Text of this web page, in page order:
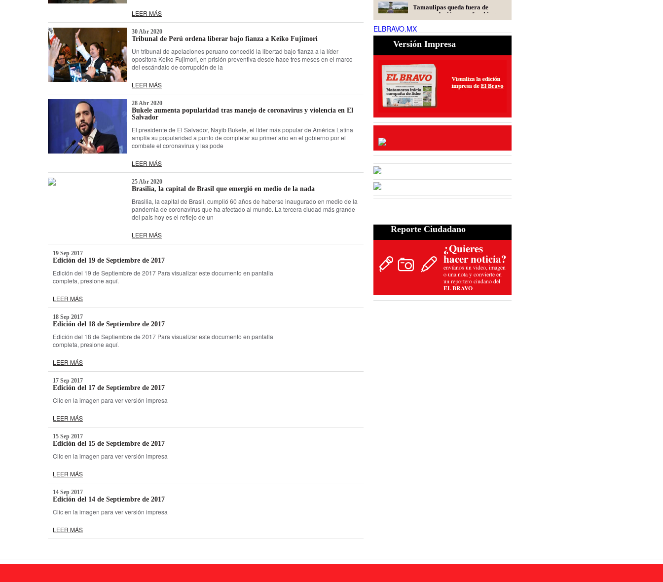
LEER MÁS
30 Abr 2020
Tribunal de Perú ordena liberar bajo fianza a Keiko Fujimori
Un tribunal de apelaciones peruano concedió la libertad bajo fianza a la líder
opositora Keiko Fujimori, en prisión preventiva desde hace tres meses en el marco
del escándalo de corrupción de la
LEER MÁS
28 Abr 2020
Bukele aumenta popularidad tras manejo de coronavirus y violencia en El
Salvador
El presidente de El Salvador, Nayib Bukele, el líder más popular de América Latina
amplía su popularidad a punto de completar su primer año en el gobierno por el
combate el coronavirus y las pode
LEER MÁS
25 Abr 2020
Brasilia, la capital de Brasil que emergió en medio de la nada
Brasilia, la capital de Brasil, cumplió 60 años de haberse inaugurado en medio de la
pandemia de coronavirus que ha afectado al mundo. La tercera ciudad más grande
del país hoy es el reflejo de un
LEER MÁS
19 Sep 2017
Edición del 19 de Septiembre de 2017
Edición del 19 de Septiembre de 2017 Para visualizar este documento en pantalla
completa, presione aquí.
LEER MÁS
18 Sep 2017
Edición del 18 de Septiembre de 2017
Edición del 18 de Septiembre de 2017 Para visualizar este documento en pantalla
completa, presione aquí.
LEER MÁS
17 Sep 2017
Edición del 17 de Septiembre de 2017
Clic en la imagen para ver versión impresa
LEER MÁS
15 Sep 2017
Edición del 15 de Septiembre de 2017
Clic en la imagen para ver versión impresa
LEER MÁS
14 Sep 2017
Edición del 14 de Septiembre de 2017
Clic en la imagen para ver versión impresa
LEER MÁS
Tamaulipas queda fuera de
recomendación para fracking
en la cuenca Tampico-Misantla,
informa comité científico
06 Ago 2026
Presidente de Fecanaco
cuestiona retenes en carreteras
de Tamaulipas; afirma que
generan molestias
06 Ago 2026
ELBRAVO.MX
Versión Impresa
Reporte Ciudadano